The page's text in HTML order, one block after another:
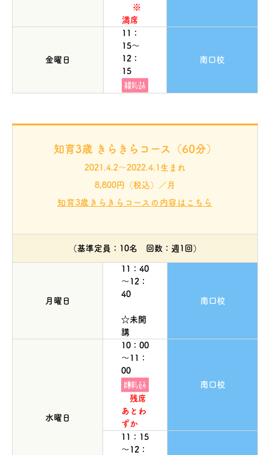
※
満席
金曜日
11：
15～
12：
15
南口校
知育3歳 きらきらコース（60分）
2021.4.2～2022.4.1生まれ
8,800円（税込）／月
知育3歳きらきらコースの内容はこちら
（基準定員：10名 回数：週1回）
月曜日
11：40
～12：
40
☆未開
講
南口校
水曜日
10：00
～11：
00
残席
あとわ
ずか
南口校
11：15
～12：